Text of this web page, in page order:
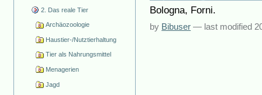
2. Das reale Tier
Archäozoologie
Haustier-/Nutztierhaltung
Tier als Nahrungsmittel
Menagerien
Jagd
Bologna, Forni.
by Bibuser — last modified